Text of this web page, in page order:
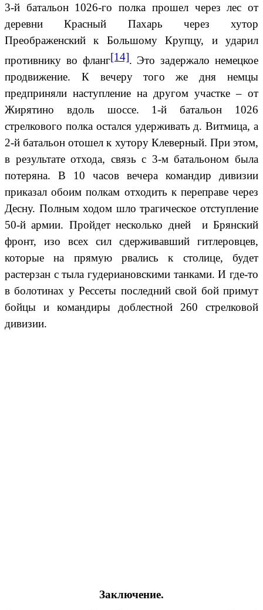
3-й батальон 1026-го полка прошел через лес от
деревни Красный Пахарь через хутор
Преображенский к Большому Крупцу, и ударил
противнику во фланг[14]. Это задержало немецкое
продвижение. К вечеру того же дня немцы
предприняли наступление на другом участке – от
Жирятино вдоль шоссе. 1-й батальон 1026
стрелкового полка остался удерживать д. Витмица, а
2-й батальон отошел к хутору Клеверный. При этом,
в результате отхода, связь с 3-м батальоном была
потеряна. В 10 часов вечера командир дивизии
приказал обоим полкам отходить к переправе через
Десну. Полным ходом шло трагическое отступление
50-й армии. Пройдет несколько дней и Брянский
фронт, изо всех сил сдерживавший гитлеровцев,
которые на прямую рвались к столице, будет
растерзан с тыла гудериановскими танками. И где-то
в болотинах у Рессеты последний свой бой примут
бойцы и командиры доблестной 260 стрелковой
дивизии.
Заключение.